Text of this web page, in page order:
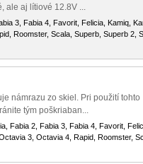
ale aj lítiové 12.8V ...
3, Fabia 4, Favorit, Felicia, Kamiq,
Roomster, Scala, Superb, Superb 2,
námrazu zo skiel. Pri použití tohto
tým poškriaban...
Fabia 2, Fabia 3, Fabia 4, Favorit,
3, Octavia 4, Rapid, Roomster,